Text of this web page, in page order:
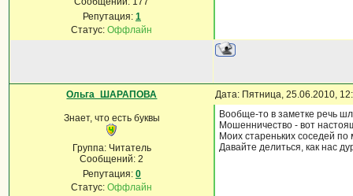
Репутация: 1
Статус:Оффлайн
Ольга_ШАРАПОВА Дата: Пятница, 25.06.2010,
Знает, что есть буквы
Группа: Читатель
Сообщений:2
Репутация: 0
Статус:Оффлайн
Вообще-то в заметке речь
Мошенничество - вот
Моих стареньких соседей
Давайте делиться, как нас